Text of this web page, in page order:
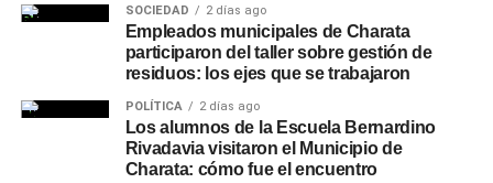
SOCIEDAD 2 días ago
Empleados municipales de Charata
participaron del taller sobre gestión de
residuos: los ejes que se trabajaron
POLÍTICA 2 días ago
Los alumnos de la Escuela Bernardino
Rivadavia visitaron el Municipio de
Charata: cómo fue el encuentro